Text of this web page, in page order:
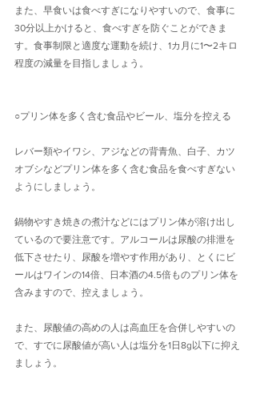
また、早食いは食べすぎになりやすいので、食事に
30分以上かけると、食べすぎを防ぐことができま
す。食事制限と適度な運動を続け、1カ月に1〜2キロ
程度の減量を目指しましょう。
○プリン体を多く含む食品やビール、塩分を控える
レバー類やイワシ、アジなどの背青魚、白子、カツ
オブシなどプリン体を多く含む食品を食べすぎない
ようにしましょう。
鍋物やすき焼きの煮汁などにはプリン体が溶け出し
ているので要注意です。アルコールは尿酸の排泄を
低下させたり、尿酸を増やす作用があり、とくにビ
ールはワインの14倍、日本酒の4.5倍ものプリン体を
含みますので、控えましょう。
また、尿酸値の高めの人は高血圧を合併しやすいの
で、すでに尿酸値が高い人は塩分を1日8g以下に抑え
ましょう。